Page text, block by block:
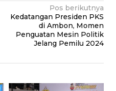
Pos berikutnya
Kedatangan Presiden PKS
di Ambon, Momen
Penguatan Mesin Politik
Jelang Pemilu 2024